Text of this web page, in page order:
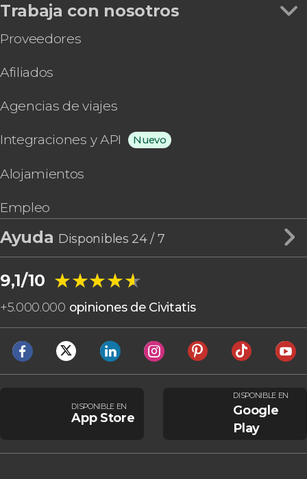
Trabaja con nosotros
Proveedores
Afiliados
Agencias de viajes
Integraciones y API Nuevo
Alojamientos
Empleo
Ayuda Disponibles 24 / 7
9,1/10 ★★★★★
★★★★★
+5.000.000 opiniones de Civitatis
DISPONIBLE EN
App Store
DISPONIBLE EN
Google
Play